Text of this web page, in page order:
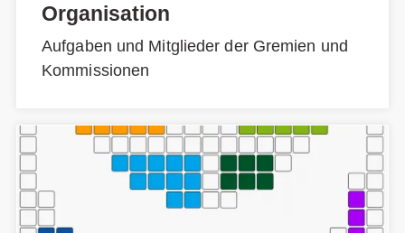
Organisation
Aufgaben und Mitglieder der Gremien und
Kommissionen